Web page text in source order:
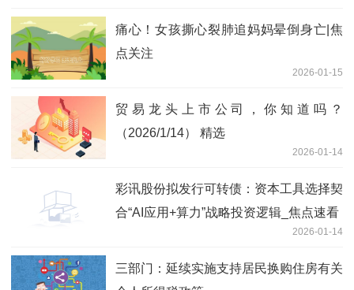
痛心！女孩撕心裂肺追妈妈晕倒身亡|焦
点关注
2026-01-15
贸易龙头上市公司，你知道吗？
（2026/1/14） 精选
2026-01-14
彩讯股份拟发行可转债：资本工具选择契
合“AI应用+算力”战略投资逻辑_焦点速看
2026-01-14
三部门：延续实施支持居民换购住房有关